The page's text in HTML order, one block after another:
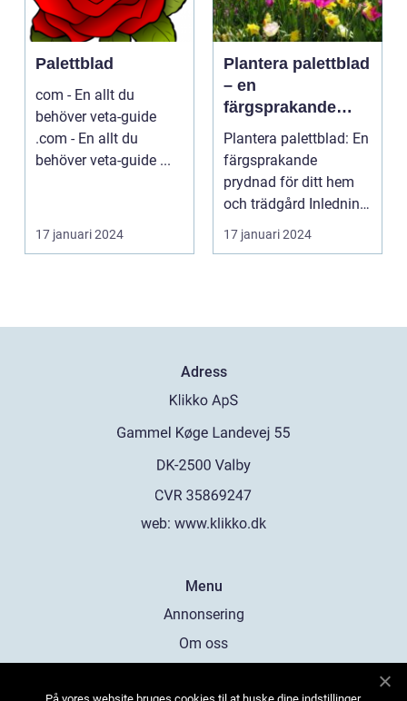
Palettblad
com - En allt du
behöver veta-guide
.com - En allt du
behöver veta-guide ...
17 januari 2024
Plantera palettblad
– en
färgsprakande
prydnad för ditt
hem och trädgård
Plantera palettblad: En
färgsprakande
prydnad för ditt hem
och trädgård Inledning
Palettblad är en ...
17 januari 2024
Adress
web: www.klikko.dk
Menu
Annonsering
Om oss